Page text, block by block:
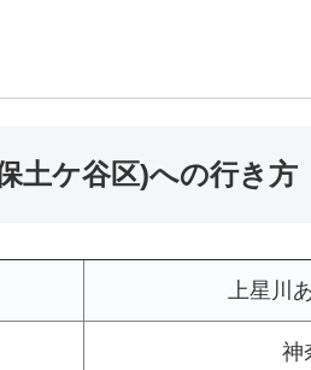
土ケ谷区)への行き方
上星川
神